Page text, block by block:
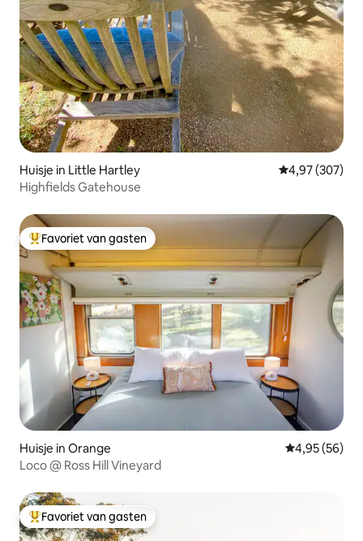
Huisje in Little Hartley Gemiddelde
4,97 (307)
Highfields Gatehouse
Topfavoriet van gasten
Favoriet van gasten
Huisje in Orange Gemiddelde
4,95 (56)
Loco @ Ross Hill Vineyard
Topfavoriet van gasten
Favoriet van gasten